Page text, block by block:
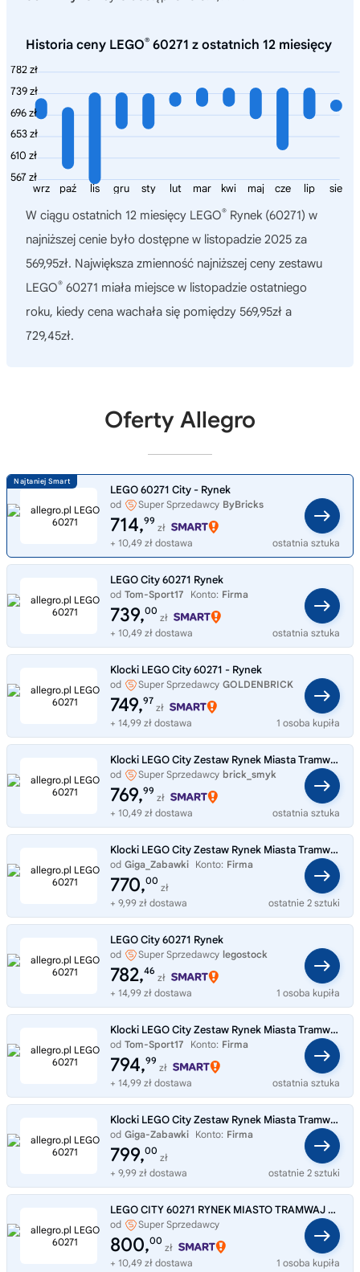
Historia ceny LEGO® 60271 z ostatnich 12 miesięcy
782 zł
739 zł
696 zł
653 zł
610 zł
567 zł
sie
lip
cze
maj
kwi
mar
lut
sty
gru
lis
paź
wrz
W ciągu ostatnich 12 miesięcy LEGO® Rynek (60271) w
najniższej cenie było dostępne w listopadzie 2025 za
569,95zł. Największa zmienność najniższej ceny zestawu
LEGO® 60271 miała miejsce w listopadzie ostatniego
roku, kiedy cena wachała się pomiędzy 569,95zł a
729,45zł.
Oferty Allegro
LEGO 60271 City - Rynek
od Super Sprzedawcy ByBricks
714,99
zł
+ 10,49 zł dostawa
ostatnia sztuka
LEGO City 60271 Rynek
od Tom-Sport17 Konto: Firma
739,00
zł
+ 10,49 zł dostawa
ostatnia sztuka
Klocki LEGO City 60271 - Rynek
od Super Sprzedawcy GOLDENBRICK
749,97
zł
+ 14,99 zł dostawa
1 osoba kupiła
Klocki LEGO City Zestaw Rynek Miasta Tramwaj Limuzyna Helikopter 60271
od Super Sprzedawcy brick_smyk
769,99
zł
+ 10,49 zł dostawa
ostatnia sztuka
Klocki LEGO City Zestaw Rynek Miasta Tramwaj Limuzyna Helikopter 60271
od Giga_Zabawki Konto: Firma
770,00
zł
+ 9,99 zł dostawa
ostatnie 2 sztuki
LEGO City 60271 Rynek
od Super Sprzedawcy legostock
782,46
zł
+ 14,99 zł dostawa
1 osoba kupiła
Klocki LEGO City Zestaw Rynek Miasta Tramwaj Limuzyna Helikopter 60271
od Tom-Sport17 Konto: Firma
794,99
zł
+ 14,99 zł dostawa
ostatnia sztuka
Klocki LEGO City Zestaw Rynek Miasta Tramwaj Limuzyna Helikopter 60271
od Giga-Zabawki Konto: Firma
799,00
zł
+ 9,99 zł dostawa
ostatnie 2 sztuki
LEGO CITY 60271 RYNEK MIASTO TRAMWAJ POCIĄG klocki
od
Super Sprzedawcy
PiasecznoZabawki
800,00
zł
+ 10,49 zł dostawa
1 osoba kupiła